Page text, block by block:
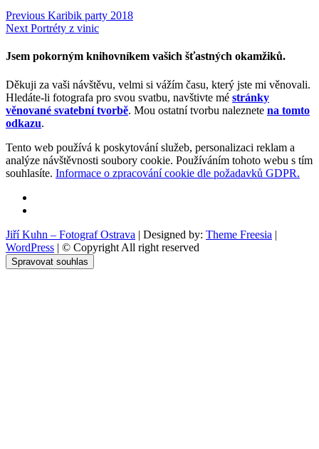
Navigace
pro
příspěvek
Previous Previous
post:
Karibik party 2018
Next Next
Portréty z vinic
Jsem pokorným knihovníkem vašich šťastných okamžiků.
Děkuji za vaši návštěvu, velmi si vážím času, který jste mi věnovali.
Hledáte-li fotografa pro svou svatbu, navštivte mé stránky
věnované svatební tvorbě. Mou ostatní tvorbu naleznete na tomto
odkazu.
Tento web používá k poskytování služeb, personalizaci reklam a
analýze návštěvnosti soubory cookie. Používáním tohoto webu s tím
souhlasíte. Informace o zpracování cookie dle požadavků GDPR.
Jiří Kuhn – Fotograf Ostrava | Designed by: Theme Freesia |
WordPress | © Copyright All right reserved
Spravovat souhlas